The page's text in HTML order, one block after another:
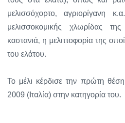
μελισσόχορτο, αγριορίγανη
μελισσοκομικής χλωρίδας
καστανιά, η μελιττοφορία της
του ελάτου.
Το μέλι κέρδισε την πρώτη
2009 (Ιταλία) στην κατηγορία του.